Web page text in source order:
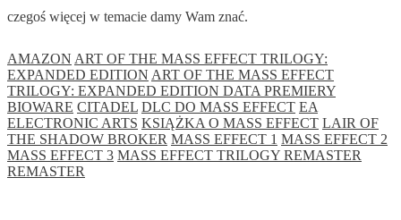
czegoś więcej w temacie damy Wam znać.
AMAZON ART OF THE MASS EFFECT TRILOGY:
EXPANDED EDITION ART OF THE MASS EFFECT
TRILOGY: EXPANDED EDITION DATA PREMIERY
BIOWARE CITADEL DLC DO MASS EFFECT EA
ELECTRONIC ARTS KSIĄŻKA O MASS EFFECT LAIR OF
THE SHADOW BROKER MASS EFFECT 1 MASS EFFECT 2
MASS EFFECT 3 MASS EFFECT TRILOGY REMASTER
REMASTER